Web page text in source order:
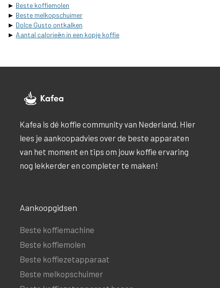
► Beste koffiemolen
► Beste melkopschuimer
► Dolce Gusto ontkalken
► Aantal calorieën in een kopje koffie
Kafea is dé koffie community van Nederland. Hier
lees je aankoopadvies over de beste apparaten
van het moment en tips om jouw koffie ervaring
nog lekkerder en completer te maken!
Aankoopgidsen
Beste koffiemachine
Beste koffiemolen
Beste koffiezetapparaat
Beste melkopschuimer